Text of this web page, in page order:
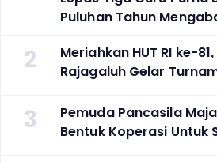
Puluhan Tahun
2
Meriahkan HUT RI ke-
Rajagaluh Gelar
3
Pemuda Pancasila
Bentuk Koperasi Untuk